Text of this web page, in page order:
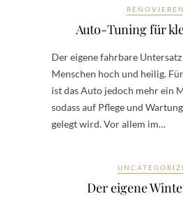
RENOVIEREN
Auto-Tuning für
Der eigene fahrbare
Menschen hoch und heilig.
ist das Auto jedoch mehr ein
sodass auf Pflege und
gelegt wird. Vor allem im…
Der eigene